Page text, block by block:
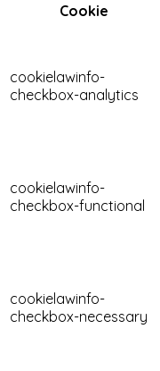
Cookie
cookielawinfo-
checkbox-analytics
cookielawinfo-
checkbox-functional
cookielawinfo-
checkbox-necessary